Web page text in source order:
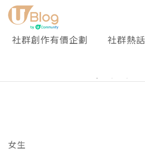
社群創作有價企劃 社群熱話
女生